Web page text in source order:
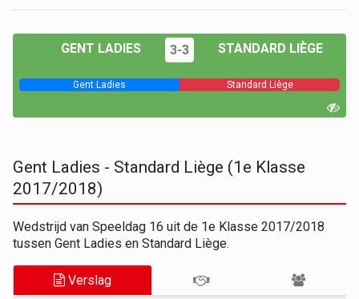
GENT LADIES 3-3 STANDARD LIÈGE
Gent Ladies Standard Liège
Gent Ladies - Standard Liège (1e Klasse
2017/2018)
Wedstrijd van Speeldag 16 uit de 1e Klasse 2017/2018
tussen Gent Ladies en Standard Liège.
Verslag